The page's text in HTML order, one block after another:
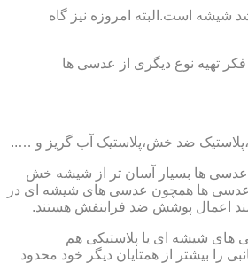
از آن استفاده شد شیشه است.البته امروزه نیز گاه
تهیه نوع دیگری از عدسی ها
عدسی ها بسیار آسان تر از شیشه خش
عدسی ها همچون عدسی های شیشه ای در
اعمال پوشش ضد فرابنفش هستند.
های شیشه ای یا پلاستیکی هم
را بیشتر از همتایان دیگر خود محدود